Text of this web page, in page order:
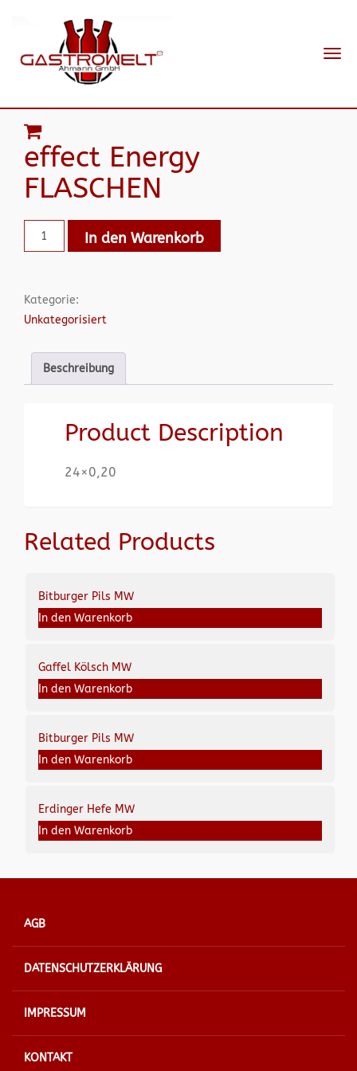
effect Energy
FLASCHEN
In den Warenkorb
Kategorie:
Unkategorisiert
Beschreibung
Product Description
24×0,20
Related Products
Bitburger Pils MW
In den Warenkorb
Gaffel Kölsch MW
In den Warenkorb
Bitburger Pils MW
In den Warenkorb
Erdinger Hefe MW
In den Warenkorb
AGB
DATENSCHUTZERKLÄRUNG
IMPRESSUM
KONTAKT